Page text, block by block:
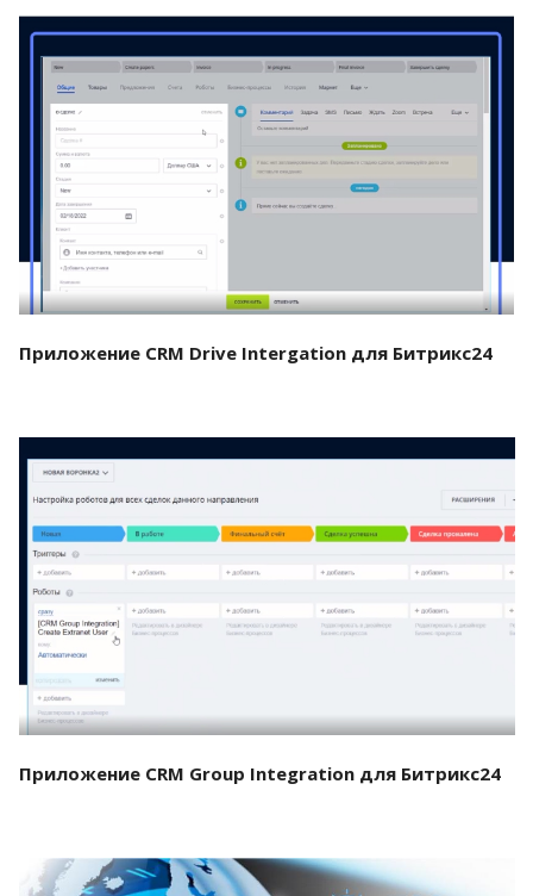
Смотреть проект
Приложение CRM Drive Intergation для Битрикс24
Смотреть проект
Приложение CRM Group Integration для Битрикс24